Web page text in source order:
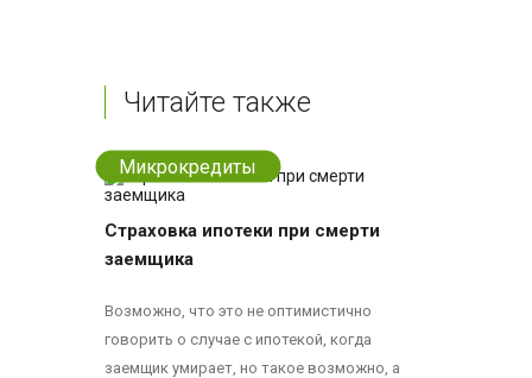
Читайте также
Микрокредиты
Страховка ипотеки при смерти
заемщика
Возможно, что это не оптимистично
говорить о случае с ипотекой, когда
заемщик умирает, но такое возможно, а